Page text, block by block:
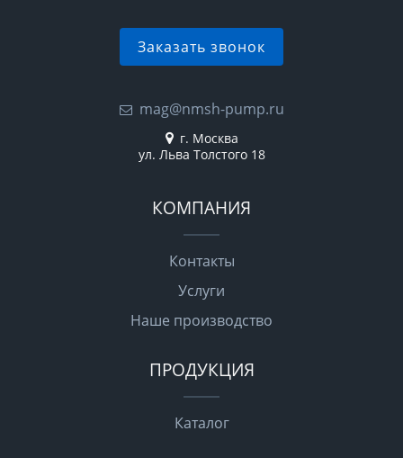
Заказать звонок
mag@nmsh-pump.ru
г. Москва
ул. Льва Толстого 18
КОМПАНИЯ
Контакты
Услуги
Наше производство
ПРОДУКЦИЯ
Каталог